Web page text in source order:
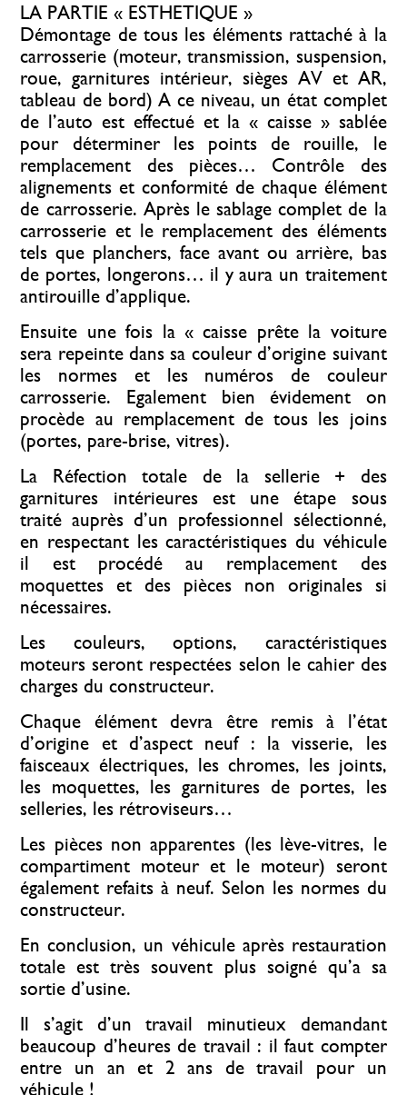
LA PARTIE « ESTHETIQUE »
Démontage de tous les éléments rattaché à la
carrosserie (moteur, transmission, suspension,
roue, garnitures intérieur, sièges AV et AR,
tableau de bord) A ce niveau, un état complet
de l’auto est effectué et la « caisse » sablée
pour déterminer les points de rouille, le
remplacement des pièces… Contrôle des
alignements et conformité de chaque élément
de carrosserie. Après le sablage complet de la
carrosserie et le remplacement des éléments
tels que planchers, face avant ou arrière, bas
de portes, longerons… il y aura un traitement
antirouille d’applique.
Ensuite une fois la « caisse prête la voiture
sera repeinte dans sa couleur d’origine suivant
les normes et les numéros de couleur
carrosserie. Egalement bien évidement on
procède au remplacement de tous les joins
(portes, pare-brise, vitres).
La Réfection totale de la sellerie + des
garnitures intérieures est une étape sous
traité auprès d’un professionnel sélectionné,
en respectant les caractéristiques du véhicule
il est procédé au remplacement des
moquettes et des pièces non originales si
nécessaires.
Les couleurs, options, caractéristiques
moteurs seront respectées selon le cahier des
charges du constructeur.
Chaque élément devra être remis à l’état
d’origine et d’aspect neuf : la visserie, les
faisceaux électriques, les chromes, les joints,
les moquettes, les garnitures de portes, les
selleries, les rétroviseurs…
Les pièces non apparentes (les lève-vitres, le
compartiment moteur et le moteur) seront
également refaits à neuf. Selon les normes du
constructeur.
En conclusion, un véhicule après restauration
totale est très souvent plus soigné qu’a sa
sortie d’usine.
Il s’agit d’un travail minutieux demandant
beaucoup d’heures de travail : il faut compter
entre un an et 2 ans de travail pour un
véhicule !